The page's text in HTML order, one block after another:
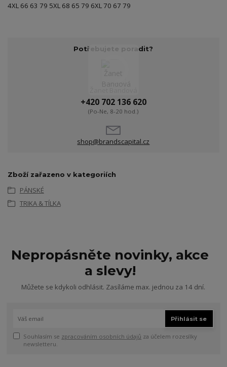
4XL 66 63 79 5XL 68 65 79 6XL 70 67 79
Potřebujete poradit?
+420 702 136 620
(Po-Ne, 8-20 hod.)
shop@brandscapital.cz
Zboží zařazeno v kategoriích
PÁNSKÉ
TRIKA & TÍLKA
Nepropásněte novinky, akce
a slevy!
Můžete se kdykoli odhlásit. Zasíláme max. jednou za 14 dní.
Přihlásit se
Souhlasím se zpracováním osobních údajů za účelem rozesílky
newsletteru.